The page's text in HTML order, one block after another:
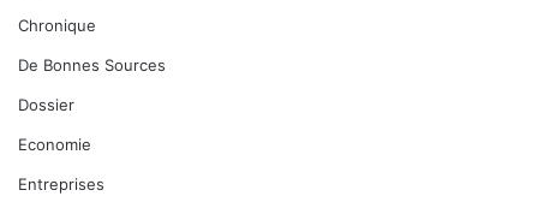
Chronique
De Bonnes Sources
Dossier
Economie
Entreprises